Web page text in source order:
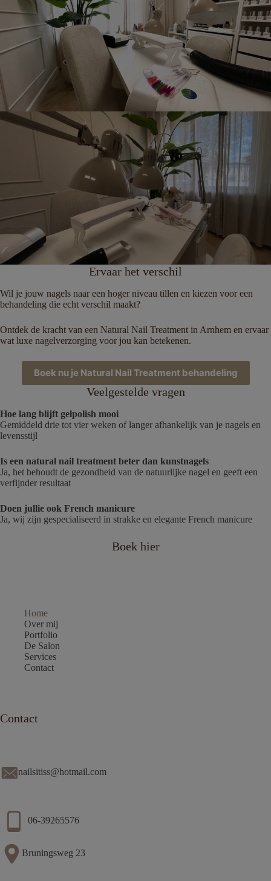
Ervaar het verschil
Wil je jouw nagels naar een hoger niveau tillen en kiezen voor een
behandeling die echt verschil maakt?
Ontdek de kracht van een Natural Nail Treatment in Arnhem en ervaar
wat luxe nagelverzorging voor jou kan betekenen.
Boek nu je Natural Nail Treatment behandeling
Veelgestelde vragen
Hoe lang blijft gelpolish mooi
Gemiddeld drie tot vier weken of langer afhankelijk van je nagels en
levensstijl
Is een natural nail treatment beter dan kunstnagels
Ja, het behoudt de gezondheid van de natuurlijke nagel en geeft een
verfijnder resultaat
Doen jullie ook French manicure
Ja, wij zijn gespecialiseerd in strakke en elegante French manicure
Boek hier
Home
Over mij
Portfolio
De Salon
Services
Contact
Contact
nailsitiss@hotmail.com
06-39265576
Bruningsweg 23